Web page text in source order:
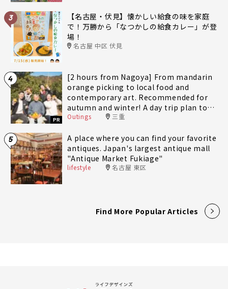
3
【名古屋・伏見】懐かしい給食の味を家庭
で！万勝から「なつかしの給食カレー」が登
場！
名古屋 中区 伏見
4
PR
[2 hours from Nagoya] From mandarin
orange picking to local food and
contemporary art. Recommended for
autumn and winter! A day trip plan to
fully enjoy Minami-Ise Town
Outings 三重
5
A place where you can find your favorite
antiques. Japan's largest antique mall
"Antique Market Fukiage"
lifestyle 名古屋 東区
Find More Popular Articles